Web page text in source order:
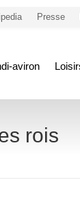
Presse
aviron
rois